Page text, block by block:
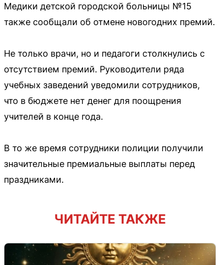
Медики детской городской больницы №15
также сообщали об отмене новогодних премий.
Не только врачи, но и педагоги столкнулись с
отсутствием премий. Руководители ряда
учебных заведений уведомили сотрудников,
что в бюджете нет денег для поощрения
учителей в конце года.
В то же время сотрудники полиции получили
значительные премиальные выплаты перед
праздниками.
ЧИТАЙТЕ ТАКЖЕ